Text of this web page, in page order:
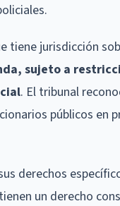
tiene jurisdicción
sujeto a
. El tribunal
públicos en
derechos
un derecho